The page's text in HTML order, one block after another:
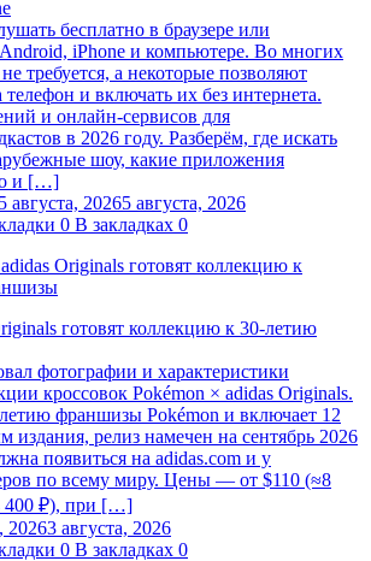
бесплатно в браузере или
iPhone и компьютере. Во многих
требуется, а некоторые позволяют
телефон и включать их без интернета.
и онлайн-сервисов для
в 2026 году. Разберём, где искать
шоу, какие приложения
и […]
5 августа, 20265 августа, 2026
0 В закладках 0
готовят коллекцию к 30-летию
фотографии и характеристики
кроссовок Pokémon × adidas Originals.
франшизы Pokémon и включает 12
релиз намечен на сентябрь 2026
появиться на adidas.com и у
по всему миру. Цены — от $110 (≈8
400 ₽), при […]
20263 августа, 2026
0 В закладках 0